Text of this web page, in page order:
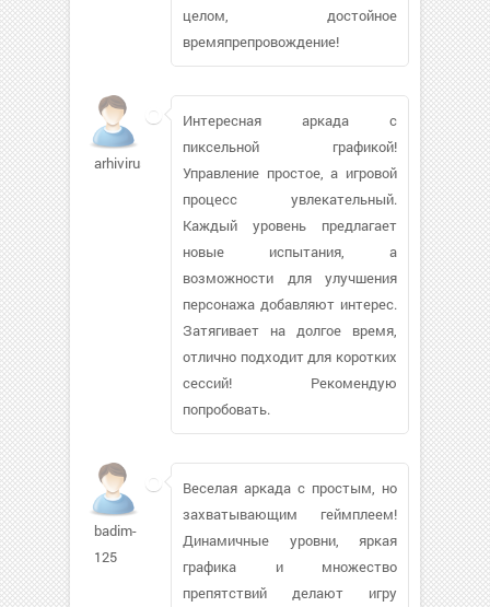
целом, достойное
времяпрепровождение!
arhivirus62
Интересная аркада с
пиксельной графикой!
Управление простое, а игровой
процесс увлекательный.
Каждый уровень предлагает
новые испытания, а
возможности для улучшения
персонажа добавляют интерес.
Затягивает на долгое время,
отлично подходит для коротких
сессий! Рекомендую
попробовать.
badim-
125
Веселая аркада с простым, но
захватывающим геймплеем!
Динамичные уровни, яркая
графика и множество
препятствий делают игру